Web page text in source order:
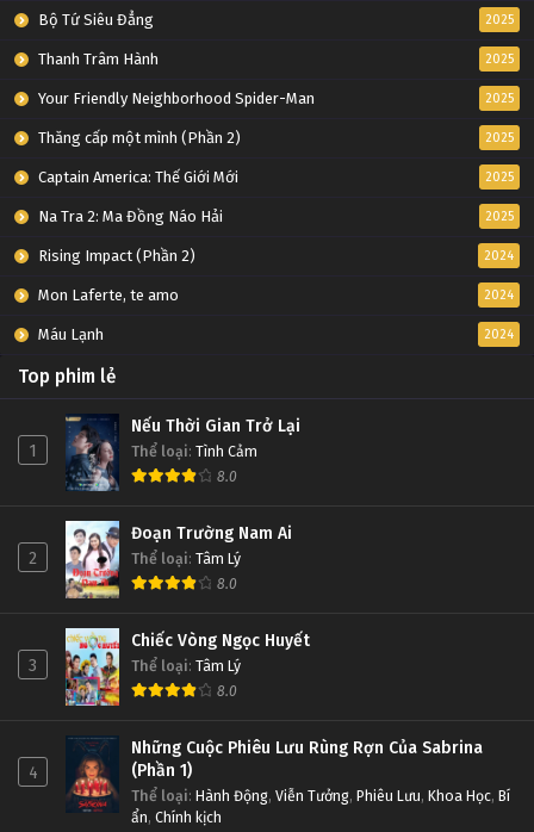
Bộ Tứ Siêu Đẳng 2025
Thanh Trâm Hành 2025
Your Friendly Neighborhood Spider-Man 2025
Thăng cấp một mình (Phần 2) 2025
Captain America: Thế Giới Mới 2025
Na Tra 2: Ma Đồng Náo Hải 2025
Rising Impact (Phần 2) 2024
Mon Laferte, te amo 2024
Máu Lạnh 2024
Top phim lẻ
1
Nếu Thời Gian Trở Lại
Thể loại: Tình Cảm
8.0
2
Đoạn Trường Nam Ai
Thể loại: Tâm Lý
8.0
3
Chiếc Vòng Ngọc Huyết
Thể loại: Tâm Lý
8.0
4
Những Cuộc Phiêu Lưu Rùng Rợn Của Sabrina
(Phần 1)
Thể loại: Hành Động, Viễn Tưởng, Phiêu Lưu, Khoa Học, Bí
ẩn, Chính kịch